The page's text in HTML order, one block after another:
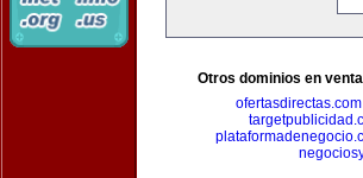
Otros dominios en
ofertasdirectas.com